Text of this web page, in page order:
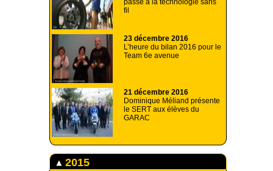
passe à la technologie sans
fil
23 décembre 2016
L’heure du bilan 2016 pour le
Team 6e avenue
21 décembre 2016
Dominique Méliand présente
le SERT aux élèves du
GARAC
2015